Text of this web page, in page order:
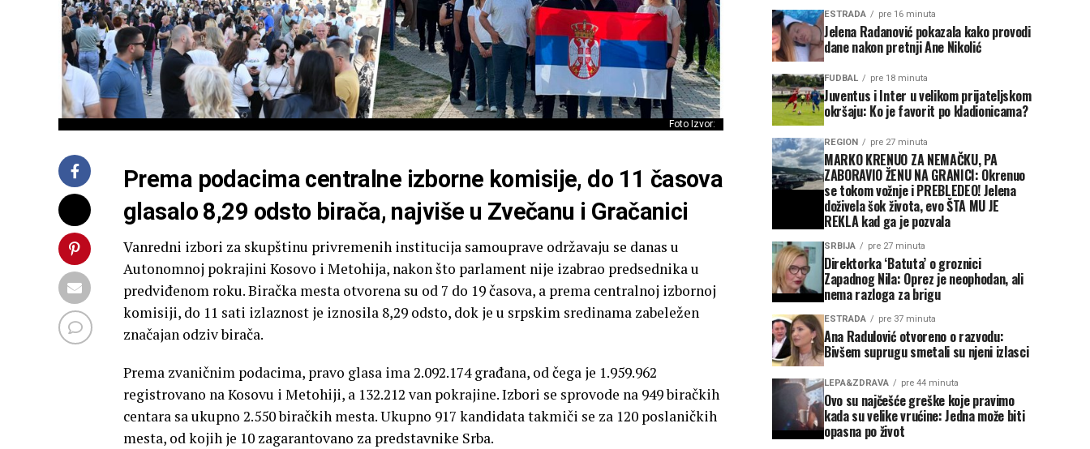
Foto Izvor:
Prema podacima centralne izborne komisije, do 11 časova
glasalo 8,29 odsto birača, najviše u Zvečanu i Gračanici
Vanredni izbori za skupštinu privremenih institucija samouprave održavaju se danas u
Autonomnoj pokrajini Kosovo i Metohija, nakon što parlament nije izabrao predsednika u
predviđenom roku. Biračka mesta otvorena su od 7 do 19 časova, a prema centralnoj izbornoj
komisiji, do 11 sati izlaznost je iznosila 8,29 odsto, dok je u srpskim sredinama zabeležen
značajan odziv birača.
Prema zvaničnim podacima, pravo glasa ima 2.092.174 građana, od čega je 1.959.962
registrovano na Kosovu i Metohiji, a 132.212 van pokrajine. Izbori se sprovode na 949 biračkih
centara sa ukupno 2.550 biračkih mesta. Ukupno 917 kandidata takmiči se za 120 poslaničkih
mesta, od kojih je 10 zagarantovano za predstavnike Srba.
ESTRADA pre 16 minuta
Jelena Radanović pokazala kako provodi
dane nakon pretnji Ane Nikolić
FUDBAL pre 18 minuta
Juventus i Inter u velikom prijateljskom
okršaju: Ko je favorit po kladionicama?
REGION pre 27 minuta
MARKO KRENUO ZA NEMAČKU, PA
ZABORAVIO ŽENU NA GRANICI: Okrenuo
se tokom vožnje i PREBLEDEO! Jelena
doživela šok života, evo ŠTA MU JE
REKLA kad ga je pozvala
SRBIJA pre 27 minuta
Direktorka ‘Batuta’ o groznici
Zapadnog Nila: Oprez je neophodan, ali
nema razloga za brigu
ESTRADA pre 37 minuta
Ana Radulović otvoreno o razvodu:
Bivšem suprugu smetali su njeni izlasci
LEPA&ZDRAVA pre 44 minuta
Ovo su najčešće greške koje pravimo
kada su velike vrućine: Jedna može biti
opasna po život